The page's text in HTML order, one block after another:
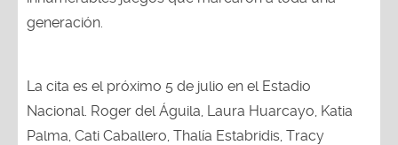
generación.
La cita es el próximo 5 de julio en el Estadio
Nacional. Roger del Águila, Laura Huarcayo, Katia
Palma, Cati Caballero, Thalía Estabridis, Tracy